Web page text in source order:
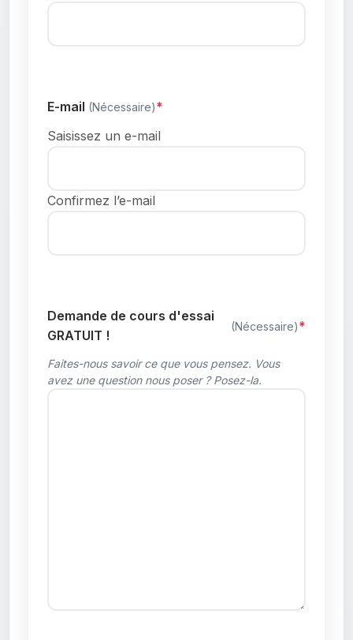
E-mail (Nécessaire)
Saisissez un e-mail
Confirmez l’e-mail
Demande de cours d'essai
GRATUIT !
(Nécessaire)
Faites-nous savoir ce que vous pensez. Vous
avez une question nous poser ? Posez-la.